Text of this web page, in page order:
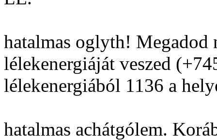
hatalmas oglyth! Megadod
lélekenergiáját veszed
lélekenergiából 1136 a
hatalmas achátgólem.